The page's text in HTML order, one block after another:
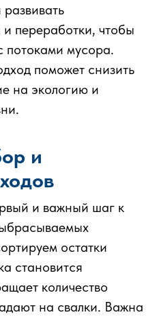
переработки, чтобы
потоками мусора.
поможет снизить
на экологию и
и
и важный шаг к
остатки
становится
количество
на свалки. Важна